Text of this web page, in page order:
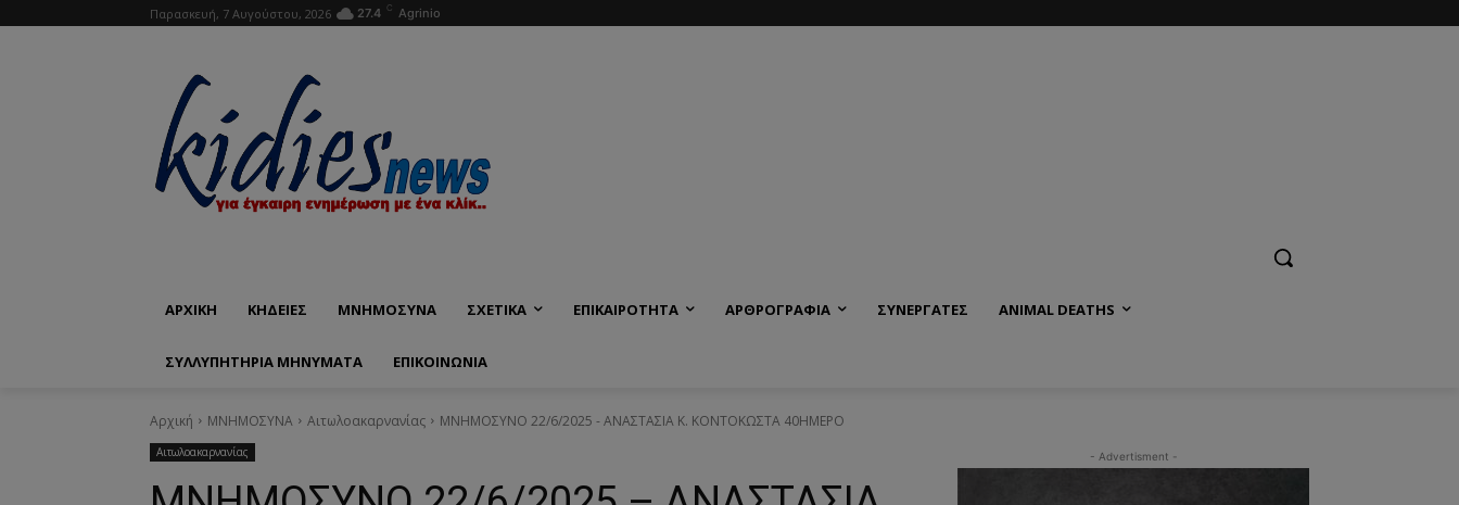
Παρασκευή, 7 Αυγούστου, 2026 27.4 C Agrinio
ΑΡΧΙΚΗ ΚΗΔΕΙΕΣ ΜΝΗΜΟΣΥΝΑ ΣΧΕΤΙΚΑ ΕΠΙΚΑΙΡΟΤΗΤΑ ΑΡΘΡΟΓΡΑΦΙΑ ΣΥΝΕΡΓΑΤΕΣ ANIMAL DEATHS
ΣΥΛΛΥΠΗΤΗΡΙΑ ΜΗΝΥΜΑΤΑ ΕΠΙΚΟΙΝΩΝΊΑ
Αρχική ΜΝΗΜΟΣΥΝΑ Αιτωλοακαρνανίας ΜΝΗΜΟΣΥΝΟ 22/6/2025 - ΑΝΑΣΤΑΣΙΑ Κ. ΚΟΝΤΟΚΩΣΤΑ 40ΗΜΕΡΟ
Αιτωλοακαρνανίας - Advertisment -